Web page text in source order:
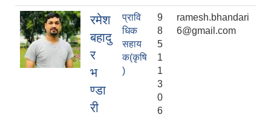
रमेश
बहादु
र
भ
ण्डा
री
प्रावि
धिक
सहाय
क(कृषि
)
9
8
5
1
1
3
0
6
ramesh.bhandari
6@gmail.com